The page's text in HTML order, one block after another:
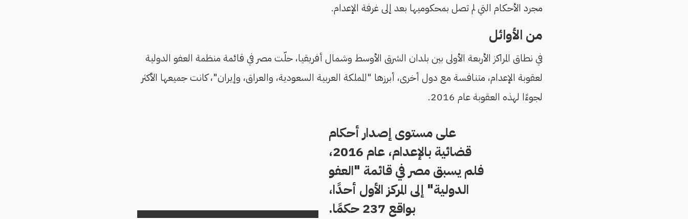
مجرد الأحكام التي لم تصل بمحكوميها بعد إلى غرفة الإعدام.
من الأوائل
في نطاق المراكز الأربعة الأولى بين بلدان الشرق الأوسط وشمال أفريقيا، حلّت مصر في قائمة منظمة العفو الدولية
لعقوبة الإعدام، متنافسة مع دول أخرى، أبرزها "المملكة العربية السعودية، والعراق، وإيران"، كانت جميعها الأكثر
لجوءًا لهذه العقوبة عام 2016.
على مستوى إصدار أحكام
قضائية بالإعدام، عام 2016،
فلم يسبق مصر في قائمة "العفو
الدولية" إلى المركز الأول أحدًا،
بواقع 237 حكمًا.